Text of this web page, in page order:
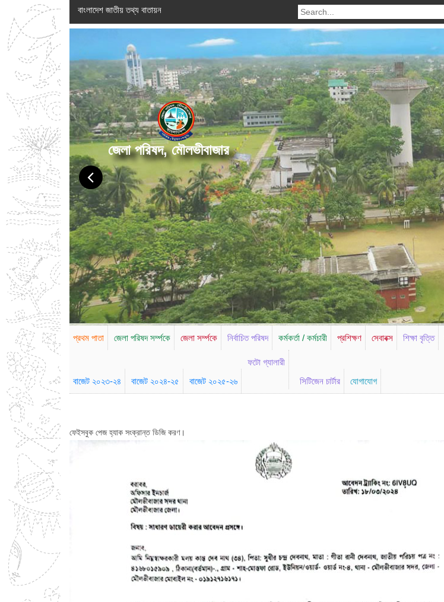
বাংলাদেশ জাতীয় তথ্য বাতায়ন
জেলা পরিষদ, মৌলভীবাজার
প্রথম পাতা জেলা পরিষদ সর্ম্পকে জেলা সর্ম্পকে নির্বাচিত পরিষদ কর্মকর্তা / কর্মচারী প্রশিক্ষণ সেবাবক্স শিক্ষা বৃত্তি
বাজেট ২০২৩-২৪ বাজেট ২০২৪-২৫ বাজেট ২০২৫-২৬
ফটো গ্যালারী
সিটিজেন চার্টার
যোগাযোগ
ফেইসবুক পেজ হ্যাক সংক্রান্ত ডিজি করণ।